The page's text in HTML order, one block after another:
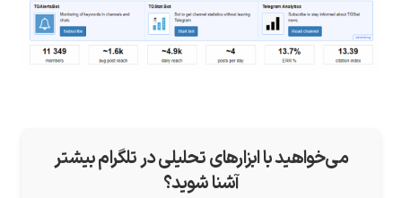
می‌خواهید با ابزارهای تحلیلی در تلگرام بیشتر
آشنا شوید؟